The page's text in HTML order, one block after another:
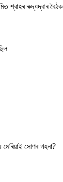
শ্বাহৰ ৰুদ্ধদ্বাৰ বৈঠক
সোণৰ গহনা?